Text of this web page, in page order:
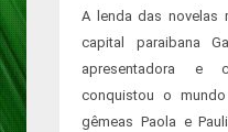
A lenda das novelas
capital paraibana
apresentadora e
conquistou o
gêmeas Paola e